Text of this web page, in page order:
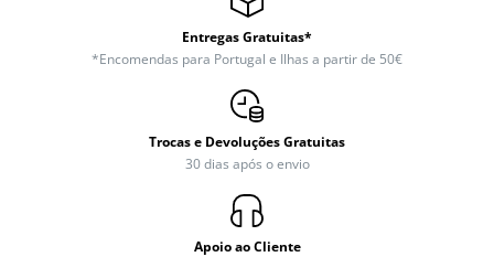
Entregas Gratuitas*
*Encomendas para Portugal e Ilhas a partir de 50€
Trocas e Devoluções Gratuitas
30 dias após o envio
Apoio ao Cliente